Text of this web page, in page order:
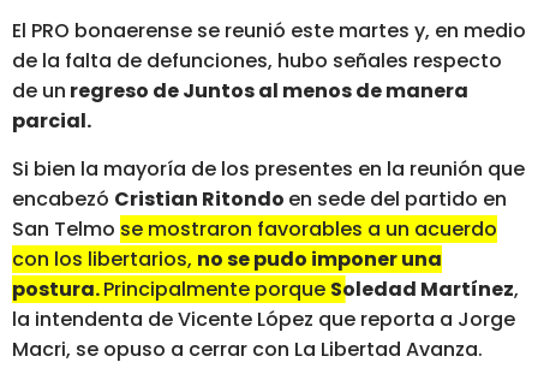
El PRO bonaerense se reunió este martes y, en medio
de la falta de defunciones, hubo señales respecto
de un regreso de Juntos al menos de manera
parcial.
Si bien la mayoría de los presentes en la reunión que
encabezó Cristian Ritondo en sede del partido en
San Telmo se mostraron favorables a un acuerdo
con los libertarios, no se pudo imponer una
postura.Principalmente porque Soledad Martínez,
la intendenta de Vicente López que reporta a Jorge
Macri, se opuso a cerrar con La Libertad Avanza.